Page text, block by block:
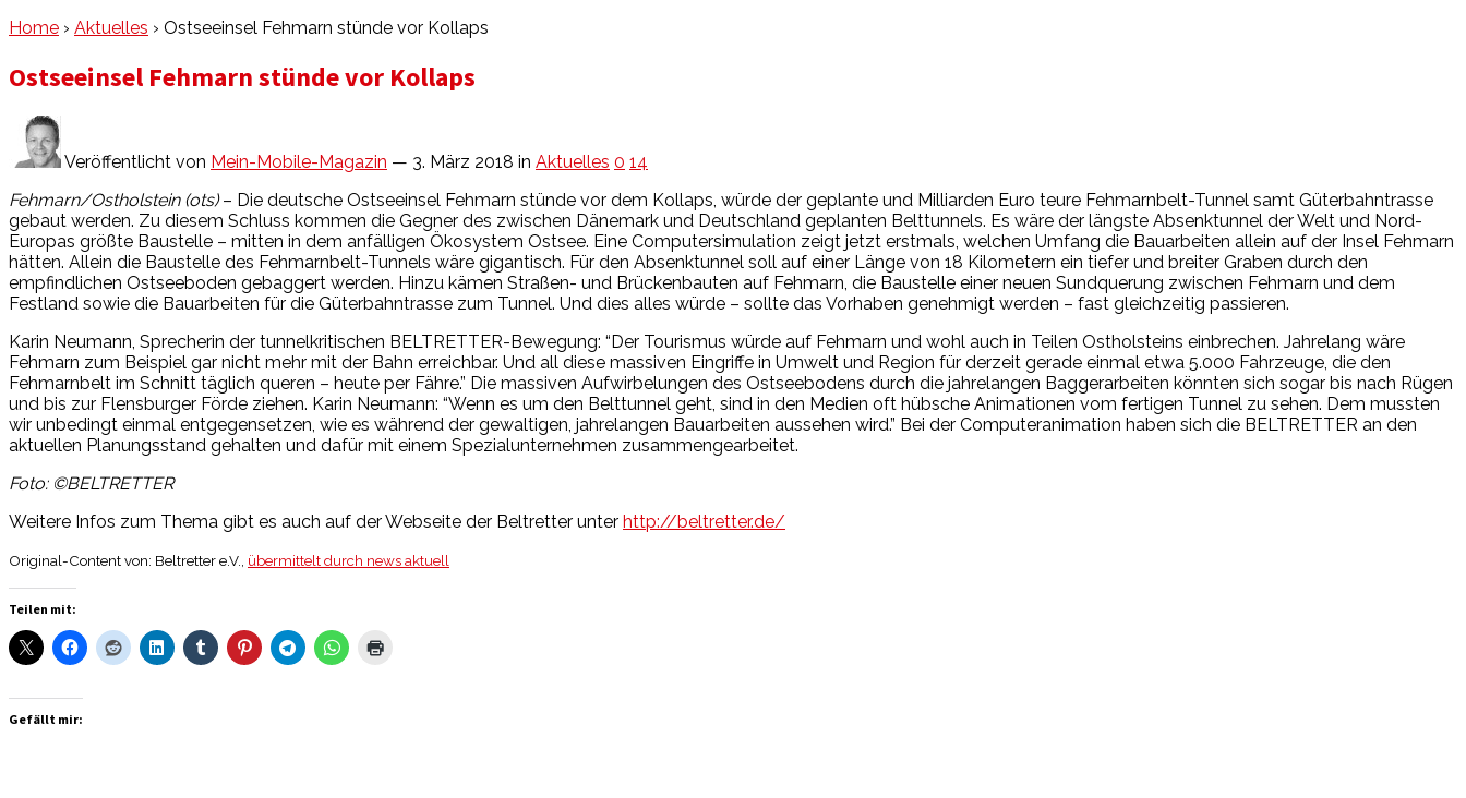
Home › Aktuelles › Ostseeinsel Fehmarn stünde vor Kollaps
Ostseeinsel Fehmarn stünde vor Kollaps
Veröffentlicht von Mein-Mobile-Magazin — 3. März 2018 in Aktuelles 0 14
Fehmarn/Ostholstein (ots)– Die deutsche Ostseeinsel Fehmarn stünde vor dem Kollaps, würde der geplante und Milliarden Euro teure Fehmarnbelt-Tunnel samt Güterbahntrasse
gebaut werden. Zu diesem Schluss kommen die Gegner des zwischen Dänemark und Deutschland geplanten Belttunnels. Es wäre der längste Absenktunnel der Welt und Nord-
Europas größte Baustelle – mitten in dem anfälligen Ökosystem Ostsee. Eine Computersimulation zeigt jetzt erstmals, welchen Umfang die Bauarbeiten allein auf der Insel Fehmarn
hätten. Allein die Baustelle des Fehmarnbelt-Tunnels wäre gigantisch. Für den Absenktunnel soll auf einer Länge von 18 Kilometern ein tiefer und breiter Graben durch den
empfindlichen Ostseeboden gebaggert werden. Hinzu kämen Straßen- und Brückenbauten auf Fehmarn, die Baustelle einer neuen Sundquerung zwischen Fehmarn und dem
Festland sowie die Bauarbeiten für die Güterbahntrasse zum Tunnel. Und dies alles würde – sollte das Vorhaben genehmigt werden – fast gleichzeitig passieren.
Karin Neumann, Sprecherin der tunnelkritischen BELTRETTER-Bewegung: “Der Tourismus würde auf Fehmarn und wohl auch in Teilen Ostholsteins einbrechen. Jahrelang wäre
Fehmarn zum Beispiel gar nicht mehr mit der Bahn erreichbar. Und all diese massiven Eingriffe in Umwelt und Region für derzeit gerade einmal etwa 5.000 Fahrzeuge, die den
Fehmarnbelt im Schnitt täglich queren – heute per Fähre.” Die massiven Aufwirbelungen des Ostseebodens durch die jahrelangen Baggerarbeiten könnten sich sogar bis nach Rügen
und bis zur Flensburger Förde ziehen. Karin Neumann: “Wenn es um den Belttunnel geht, sind in den Medien oft hübsche Animationen vom fertigen Tunnel zu sehen. Dem mussten
wir unbedingt einmal entgegensetzen, wie es während der gewaltigen, jahrelangen Bauarbeiten aussehen wird.” Bei der Computeranimation haben sich die BELTRETTER an den
aktuellen Planungsstand gehalten und dafür mit einem Spezialunternehmen zusammengearbeitet.
Foto: ©BELTRETTER
Weitere Infos zum Thema gibt es auch auf der Webseite der Beltretter unter http://beltretter.de/
Original-Content von: Beltretter e.V., übermittelt durch news aktuell
Teilen mit:
Gefällt mir: